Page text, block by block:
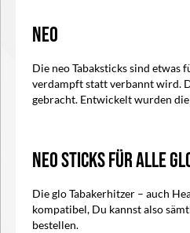
NEO
Die neo Tabaksticks sind etwas
verdampft statt verbannt wird.
gebracht. Entwickelt wurden
neo Sticks für alle
Die glo Tabakerhitzer – auch
kompatibel, Du kannst also
bestellen.